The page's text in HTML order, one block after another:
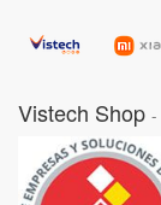
Vistech Shop -